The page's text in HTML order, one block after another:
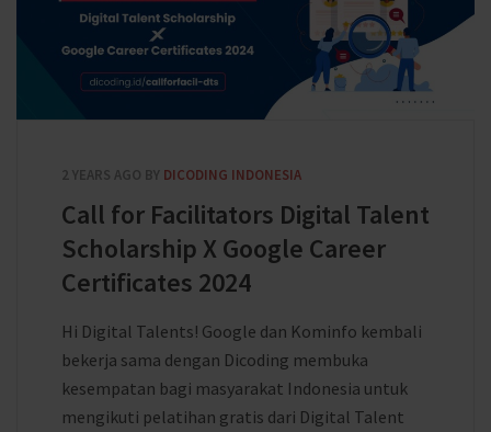
2 YEARS AGO BY DICODING INDONESIA
Call for Facilitators Digital Talent
Scholarship X Google Career
Certificates 2024
Hi Digital Talents! Google dan Kominfo kembali
bekerja sama dengan Dicoding membuka
kesempatan bagi masyarakat Indonesia untuk
mengikuti pelatihan gratis dari Digital Talent